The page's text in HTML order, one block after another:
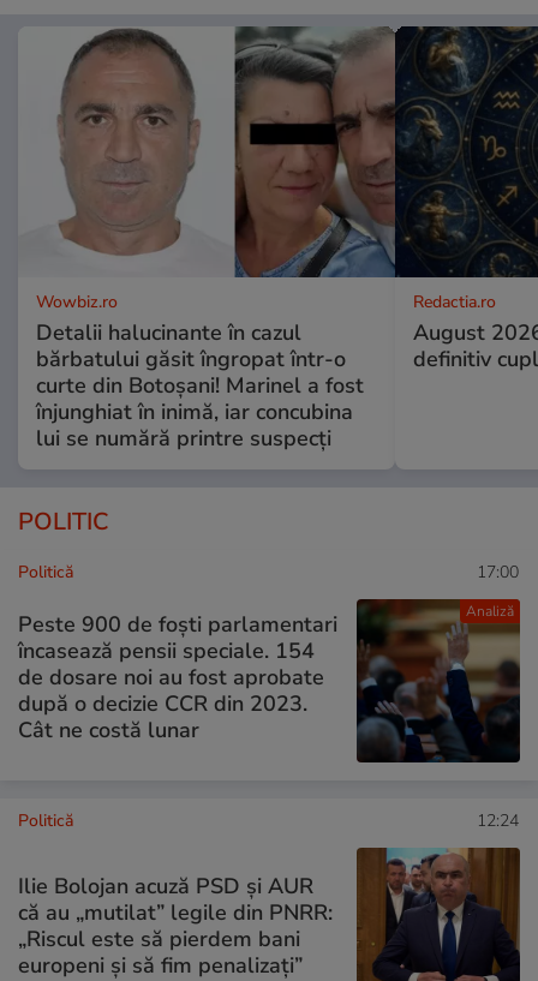
Wowbiz.ro
Detalii halucinante în cazul
bărbatului găsit îngropat într-o
curte din Botoșani! Marinel a fost
înjunghiat în inimă, iar concubina
lui se numără printre suspecți
Redactia.ro
August
definitiv
POLITIC
Analiză
Politică 17:00
Peste 900 de foști parlamentari
încasează pensii speciale. 154
de dosare noi au fost aprobate
după o decizie CCR din 2023.
Cât ne costă lunar
Politică 12:24
Ilie Bolojan acuză PSD și AUR
că au „mutilat” legile din PNRR:
„Riscul este să pierdem bani
europeni și să fim penalizați”